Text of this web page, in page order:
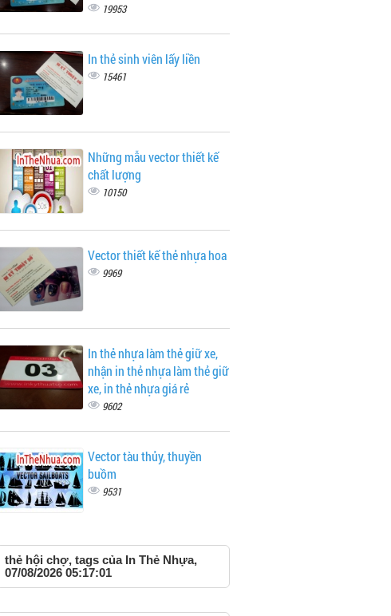
19953
In thẻ sinh viên lấy liền
15461
Những mẫu vector thiết kế
chất lượng
10150
Vector thiết kế thẻ nhựa hoa
9969
In thẻ nhựa làm thẻ giữ xe,
nhận in thẻ nhựa làm thẻ giữ
xe, in thẻ nhựa giá rẻ
9602
Vector tàu thủy, thuyền
buồm
9531
thẻ hội chợ, tags của In Thẻ Nhựa,
07/08/2026 05:17:01